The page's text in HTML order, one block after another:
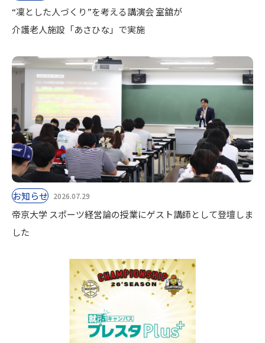
“凜とした人づくり”を考える講演会 室舘が
介護老人施設「あさひな」で実施
お知らせ 2026.07.29
帝京大学 スポーツ経営論の授業にゲスト講師として登壇しま
した